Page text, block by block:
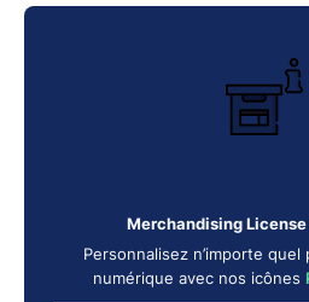
Merchandising License
Personnalisez n’importe
numérique avec nos icônes